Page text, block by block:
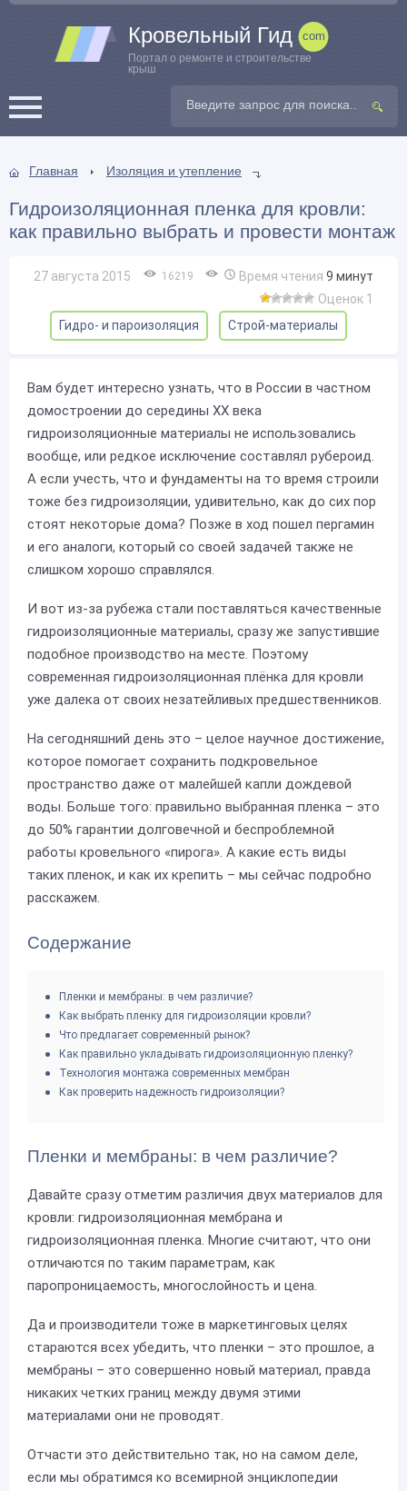
Кровельный Гид
Портал о ремонте и строительстве
крыш
Главная Изоляция и утепление
Гидроизоляционная пленка для кровли:
как правильно выбрать и провести монтаж
27 августа 2015 16219 Время чтения 9 минут
Оценок 1
Гидро- и пароизоляция
Строй-материалы
Вам будет интересно узнать, что в России в частном
домостроении до середины ХХ века
гидроизоляционные материалы не использовались
вообще, или редкое исключение составлял рубероид.
А если учесть, что и фундаменты на то время строили
тоже без гидроизоляции, удивительно, как до сих пор
стоят некоторые дома? Позже в ход пошел пергамин
и его аналоги, который со своей задачей также не
слишком хорошо справлялся.
И вот из-за рубежа стали поставляться качественные
гидроизоляционные материалы, сразу же запустившие
подобное производство на месте. Поэтому
современная гидроизоляционная плёнка для кровли
уже далека от своих незатейливых предшественников.
На сегодняшний день это – целое научное достижение,
которое помогает сохранить подкровельное
пространство даже от малейшей капли дождевой
воды. Больше того: правильно выбранная пленка – это
до 50% гарантии долговечной и беспроблемной
работы кровельного «пирога». А какие есть виды
таких пленок, и как их крепить – мы сейчас подробно
расскажем.
Содержание
Пленки и мембраны: в чем различие?
Как выбрать пленку для гидроизоляции кровли?
Что предлагает современный рынок?
Как правильно укладывать гидроизоляционную пленку?
Технология монтажа современных мембран
Как проверить надежность гидроизоляции?
Пленки и мембраны: в чем различие?
Давайте сразу отметим различия двух материалов для
кровли: гидроизоляционная мембрана и
гидроизоляционная пленка. Многие считают, что они
отличаются по таким параметрам, как
паропроницаемость, многослойность и цена.
Да и производители тоже в маркетинговых целях
стараются всех убедить, что пленки – это прошлое, а
мембраны – это совершенно новый материал, правда
никаких четких границ между двумя этими
материалами они не проводят.
Отчасти это действительно так, но на самом деле,
если мы обратимся ко всемирной энциклопедии